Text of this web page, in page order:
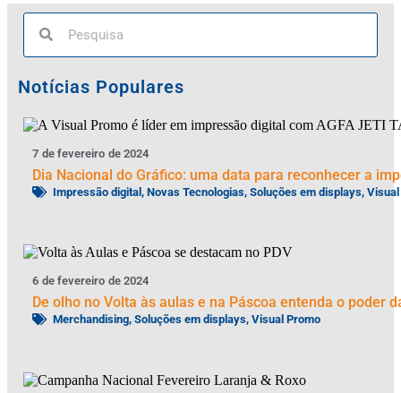
Notícias Populares
7 de fevereiro de 2024
Dia Nacional do Gráfico: uma data para reconhecer a
Impressão digital,Novas Tecnologias,Soluções em displays,
6 de fevereiro de 2024
De olho no Volta às aulas e na Páscoa entenda o
Merchandising,Soluções em displays,Visual Promo